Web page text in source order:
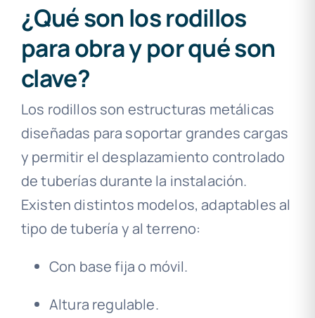
¿Qué son los rodillos
para obra y por qué son
clave?
Los rodillos son estructuras metálicas
diseñadas para soportar grandes cargas
y permitir el desplazamiento controlado
de tuberías durante la instalación.
Existen distintos modelos, adaptables al
tipo de tubería y al terreno:
Con base fija o móvil.
Altura regulable.